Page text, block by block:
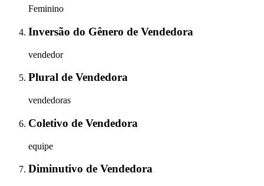
Feminino
Inversão do Gênero de Vendedora
vendedor
Plural de Vendedora
vendedoras
Coletivo de Vendedora
equipe
Diminutivo de Vendedora